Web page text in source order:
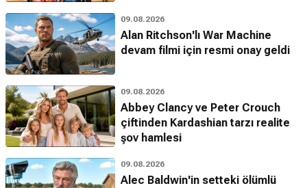
09.08.2026
Alan Ritchson'lı War Machine
devam filmi için resmi onay geldi
09.08.2026
Abbey Clancy ve Peter Crouch
çiftinden Kardashian tarzı realite
şov hamlesi
09.08.2026
Alec Baldwin'in setteki ölümlü